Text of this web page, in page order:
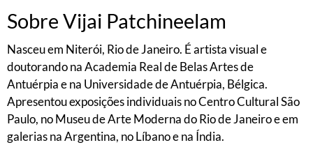
Sobre Vijai Patchineelam
Nasceu em Niterói, Rio de Janeiro. É artista visual e
doutorando na Academia Real de Belas Artes de
Antuérpia e na Universidade de Antuérpia, Bélgica.
Apresentou exposições individuais no Centro Cultural São
Paulo, no Museu de Arte Moderna do Rio de Janeiro e em
galerias na Argentina, no Líbano e na Índia.